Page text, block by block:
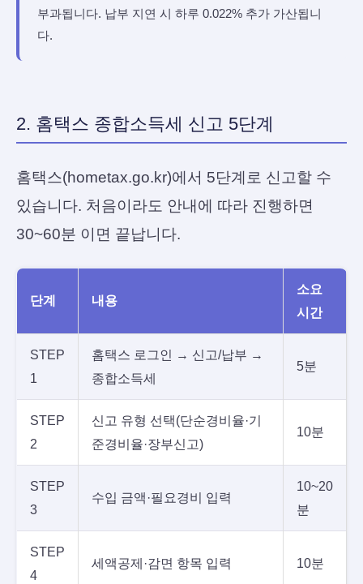
부과됩니다. 납부 지연 시 하루 0.022% 추가 가산됩니
다.
2. 홈택스 종합소득세 신고 5단계
홈택스(hometax.go.kr)에서 5단계로 신고할 수
있습니다. 처음이라도 안내에 따라 진행하면
30~60분 이면 끝납니다.
단계 내용
소요
시간
STEP
1
홈택스 로그인 → 신고/납부 →
종합소득세
5분
STEP
2
신고 유형 선택(단순경비율·기
준경비율·장부신고)
10분
STEP
3
수입 금액·필요경비 입력
10~20
분
STEP
4
세액공제·감면 항목 입력 10분